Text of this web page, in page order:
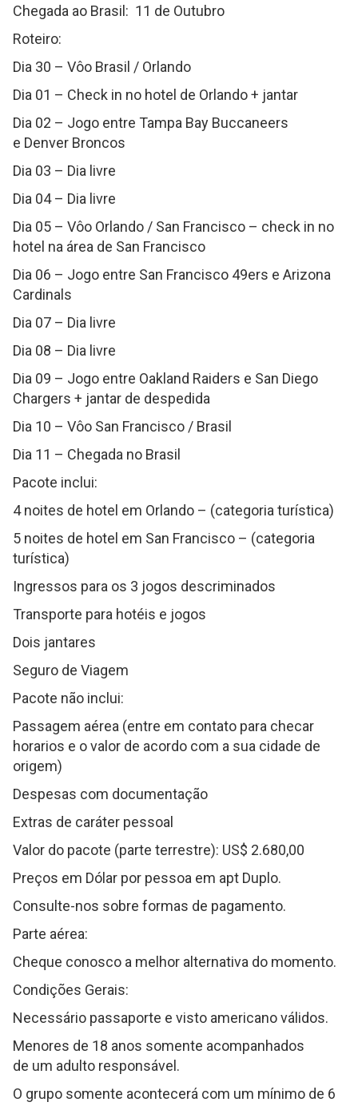
Chegada ao Brasil: 11 de Outubro
Roteiro:
Dia 30 – Vôo Brasil / Orlando
Dia 01 – Check in no hotel de Orlando + jantar
Dia 02 – Jogo entre Tampa Bay Buccaneers
e Denver Broncos
Dia 03 – Dia livre
Dia 04 – Dia livre
Dia 05 – Vôo Orlando / San Francisco – check in no
hotel na área de San Francisco
Dia 06 – Jogo entre San Francisco 49ers e Arizona
Cardinals
Dia 07 – Dia livre
Dia 08 – Dia livre
Dia 09 – Jogo entre Oakland Raiders e San Diego
Chargers + jantar de despedida
Dia 10 – Vôo San Francisco / Brasil
Dia 11 – Chegada no Brasil
Pacote inclui:
4 noites de hotel em Orlando – (categoria turística)
5 noites de hotel em San Francisco – (categoria
turística)
Ingressos para os 3 jogos descriminados
Transporte para hotéis e jogos
Dois jantares
Seguro de Viagem
Pacote não inclui:
Passagem aérea (entre em contato para checar
horarios e o valor de acordo com a sua cidade de
origem)
Despesas com documentação
Extras de caráter pessoal
Valor do pacote (parte terrestre): US$ 2.680,00
Preços em Dólar por pessoa em apt Duplo.
Consulte-nos sobre formas de pagamento.
Parte aérea:
Cheque conosco a melhor alternativa do momento.
Condições Gerais:
Necessário passaporte e visto americano válidos.
Menores de 18 anos somente acompanhados
de um adulto responsável.
O grupo somente acontecerá com um mínimo de 6